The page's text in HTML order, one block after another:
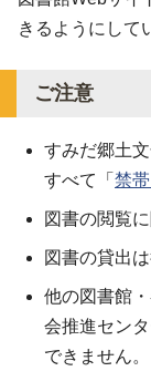
きるようにして
ご注意
すみだ郷土
すべて「 禁帯
図書の閲覧
図書の貸出
他の図書館
会推進セン
できません。